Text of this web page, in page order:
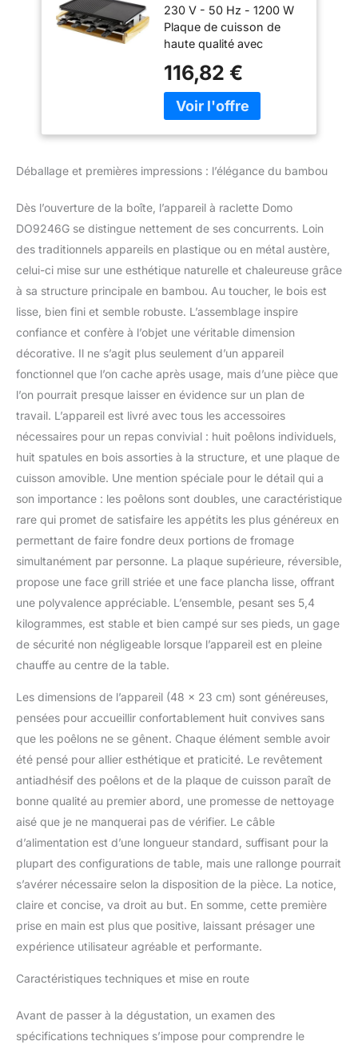
1200W - 3 niveaux -
8 personnes -
Résistance acier
inoxydable
230 V - 50 Hz - 1200 W
Plaque de cuisson de
haute qualité avec
Résistance de chauffage
en acier inoxydable 3
niveaux : plaque de
Convient pour 8
116,82 €
Déballage et premières impressions : l’élégance du bambou
Dès l’ouverture de la boîte, l’appareil à raclette Domo
DO9246G se distingue nettement de ses concurrents. Loin
des traditionnels appareils en plastique ou en métal austère,
celui-ci mise sur une esthétique naturelle et chaleureuse grâce
à sa structure principale en bambou. Au toucher, le bois est
lisse, bien fini et semble robuste. L’assemblage inspire
confiance et confère à l’objet une véritable dimension
décorative. Il ne s’agit plus seulement d’un appareil
fonctionnel que l’on cache après usage, mais d’une pièce que
l’on pourrait presque laisser en évidence sur un plan de
travail. L’appareil est livré avec tous les accessoires
nécessaires pour un repas convivial : huit poêlons individuels,
huit spatules en bois assorties à la structure, et une plaque de
cuisson amovible. Une mention spéciale pour le détail qui a
son importance : les poêlons sont doubles, une caractéristique
rare qui promet de satisfaire les appétits les plus généreux en
permettant de faire fondre deux portions de fromage
simultanément par personne. La plaque supérieure, réversible,
propose une face grill striée et une face plancha lisse, offrant
une polyvalence appréciable. L’ensemble, pesant ses 5,4
kilogrammes, est stable et bien campé sur ses pieds, un gage
de sécurité non négligeable lorsque l’appareil est en pleine
chauffe au centre de la table.
Les dimensions de l’appareil (48 x 23 cm) sont généreuses,
pensées pour accueillir confortablement huit convives sans
que les poêlons ne se gênent. Chaque élément semble avoir
été pensé pour allier esthétique et praticité. Le revêtement
antiadhésif des poêlons et de la plaque de cuisson paraît de
bonne qualité au premier abord, une promesse de nettoyage
aisé que je ne manquerai pas de vérifier. Le câble
d’alimentation est d’une longueur standard, suffisant pour la
plupart des configurations de table, mais une rallonge pourrait
s’avérer nécessaire selon la disposition de la pièce. La notice,
claire et concise, va droit au but. En somme, cette première
prise en main est plus que positive, laissant présager une
expérience utilisateur agréable et performante.
Caractéristiques techniques et mise en route
Avant de passer à la dégustation, un examen des
spécifications techniques s’impose pour comprendre le